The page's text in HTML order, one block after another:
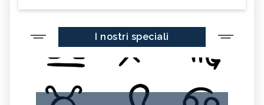
I nostri speciali